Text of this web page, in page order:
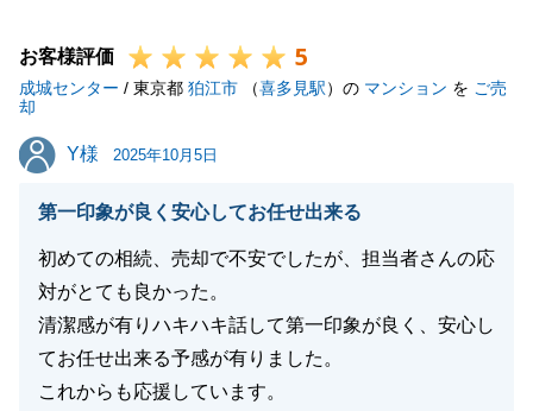
この度は誠にありがとうございました。
今後ともどうぞよろしくお願いします。
お客様評価 5
成城センター / 東京都 狛江市 （喜多見駅）の マンション を ご売
却
Y様
Y様 2025年10月5日
第一印象が良く安心してお任せ出来る
初めての相続、売却で不安でしたが、担当者さんの応
対がとても良かった。
清潔感が有りハキハキ話して第一印象が良く、安心し
てお任せ出来る予感が有りました。
これからも応援しています。